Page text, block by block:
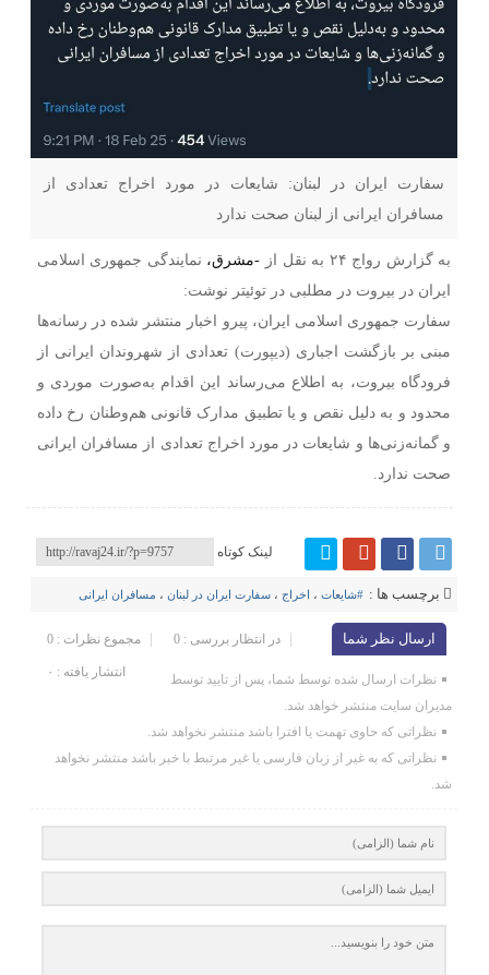
سفارت ایران در لبنان: شایعات در مورد اخراج تعدادی از
مسافران ایرانی از لبنان صحت ندارد
به گزارش رواج ۲۴ به نقل از -مشرق، نمایندگی جمهوری اسلامی
ایران در بیروت در مطلبی در توئیتر نوشت:
سفارت جمهوری اسلامی ایران، پیرو اخبار منتشر شده در رسانه‌ها
مبنی بر بازگشت اجباری (دیپورت) تعدادی از شهروندان ایرانی از
فرودگاه بیروت، به اطلاع می‌رساند این اقدام به‌صورت موردی و
محدود و به‌ دلیل نقص و یا تطبیق مدارک قانونی هم‌وطنان رخ داده
و گمانه‌زنی‌ها و شایعات در مورد اخراج تعدادی از مسافران ایرانی
صحت ندارد.
لینک کوتاه
برچسب ها : #شایعات ، اخراج ،سفارت ایران در لبنان ، مسافران ایرانی
ارسال نظر شما مجموع نظرات : 0 در انتظار بررسی : 0
انتشار یافته : ۰
نظرات ارسال شده توسط شما، پس از تایید توسط
مدیران سایت منتشر خواهد شد.
نظراتی که حاوی تهمت یا افترا باشد منتشر نخواهد شد.
نظراتی که به غیر از زبان فارسی یا غیر مرتبط با خبر باشد منتشر نخواهد
شد.